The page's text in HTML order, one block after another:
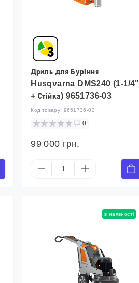
Дриль для Буріння
Husqvarna DMS240 (1-1/4"
+ Стійка) 9651736-03
Код товару: 9651736-03
0
99 000 грн.
в наявності